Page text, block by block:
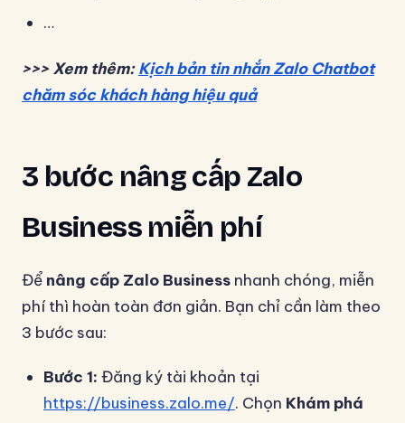
…
>>> Xem thêm:Kịch bản tin nhắn Zalo Chatbot
chăm sóc khách hàng hiệu quả
3 bước nâng cấp Zalo
Business miễn phí
Để nâng cấp Zalo Business nhanh chóng, miễn
phí thì hoàn toàn đơn giản. Bạn chỉ cần làm theo
3 bước sau:
Bước 1: Đăng ký tài khoản tại
https://business.zalo.me/. Chọn Khám phá